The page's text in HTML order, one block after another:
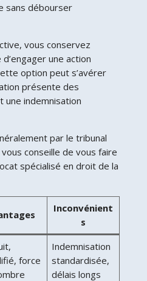
sans débourser
vous conservez
une action
option peut s’avérer
présente des
une indemnisation
par le tribunal
conseille de vous faire
spécialisé en droit de la
Inconvénient
s
force
Indemnisation
standardisée,
délais longs